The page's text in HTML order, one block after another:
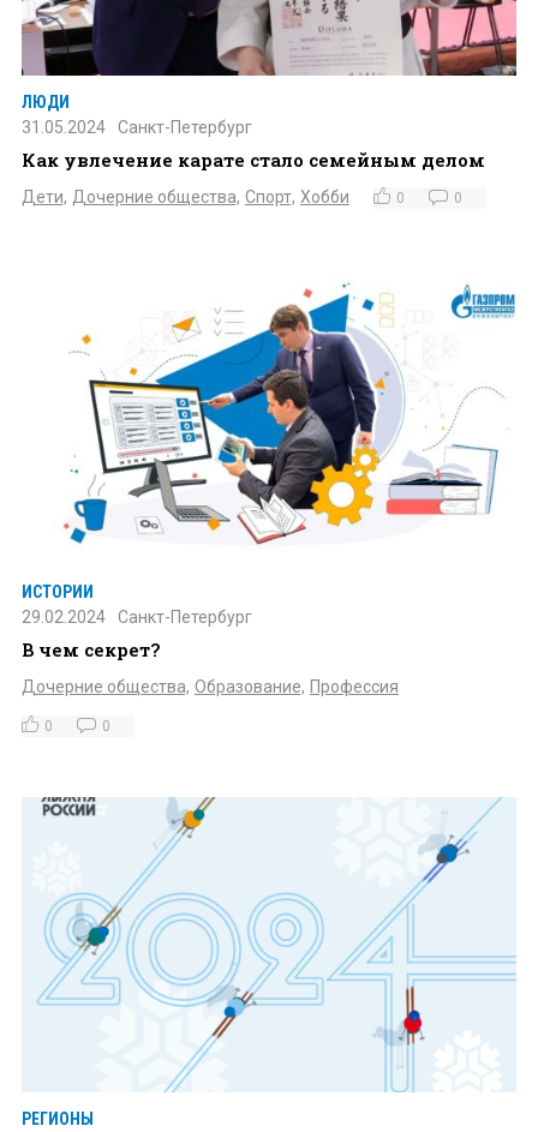
ЛЮДИ
31.05.2024
Санкт-Петербург
Как увлечение карате стало семейным делом
Дети, Дочерние общества, Спорт, Хобби 0 0
ИСТОРИИ
29.02.2024
Санкт-Петербург
В чем секрет?
Дочерние общества, Образование, Профессия
0 0
РЕГИОНЫ